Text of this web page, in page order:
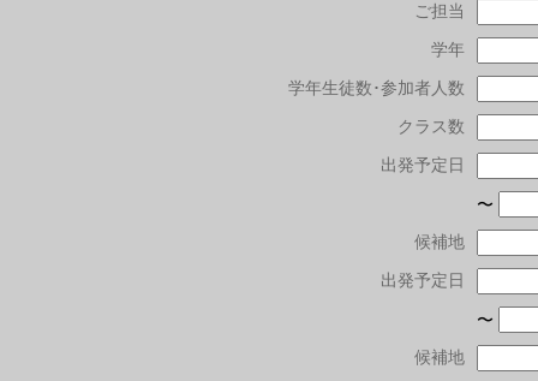
ご担当
学年
学年生徒数･参加者人数
クラス数
出発予定日
〜
候補地
出発予定日
〜
候補地